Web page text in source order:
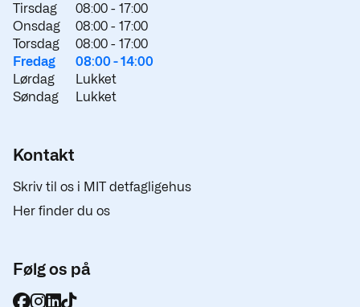
Tirsdag
08:00 - 17:00
Onsdag
08:00 - 17:00
Torsdag
08:00 - 17:00
Fredag
08:00 -14:00
Lørdag
Lukket
Søndag
Lukket
Kontakt
Skriv til os i MIT detfagligehus
Her finder du os
Følg os på